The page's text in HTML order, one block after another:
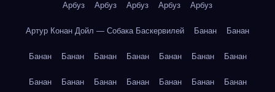
Арбуз Арбуз Арбуз Арбуз Арбуз
Артур Конан Дойл — Собака Баскервилей Банан Банан
Банан Банан Банан Банан Банан Банан Банан
Банан Банан Банан Банан Банан Банан Банан